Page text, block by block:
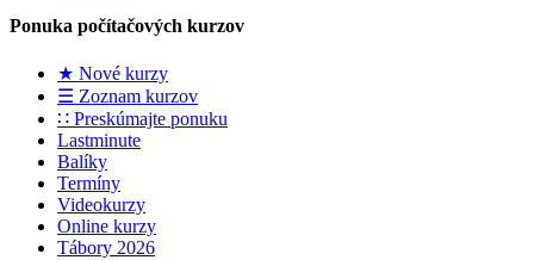
Ponuka počítačových kurzov
★ Nové kurzy
☰ Zoznam kurzov
∷ Preskúmajte ponuku
Lastminute
Balíky
Termíny
Videokurzy
Online kurzy
Tábory 2026